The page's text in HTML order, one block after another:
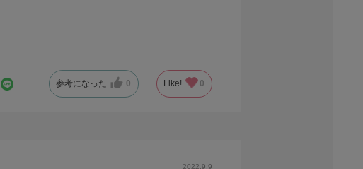
参考になった 0 Like! 0
2022.9.9